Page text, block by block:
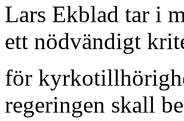
Lars Ekblad tar i
ett nödvändigt
för
regeringen skall